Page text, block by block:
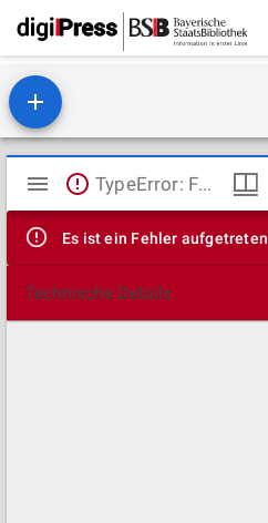
Mirador
Viewer
TypeError: Failed to fetch
Es ist ein Fehler aufgetreten
Technische Details